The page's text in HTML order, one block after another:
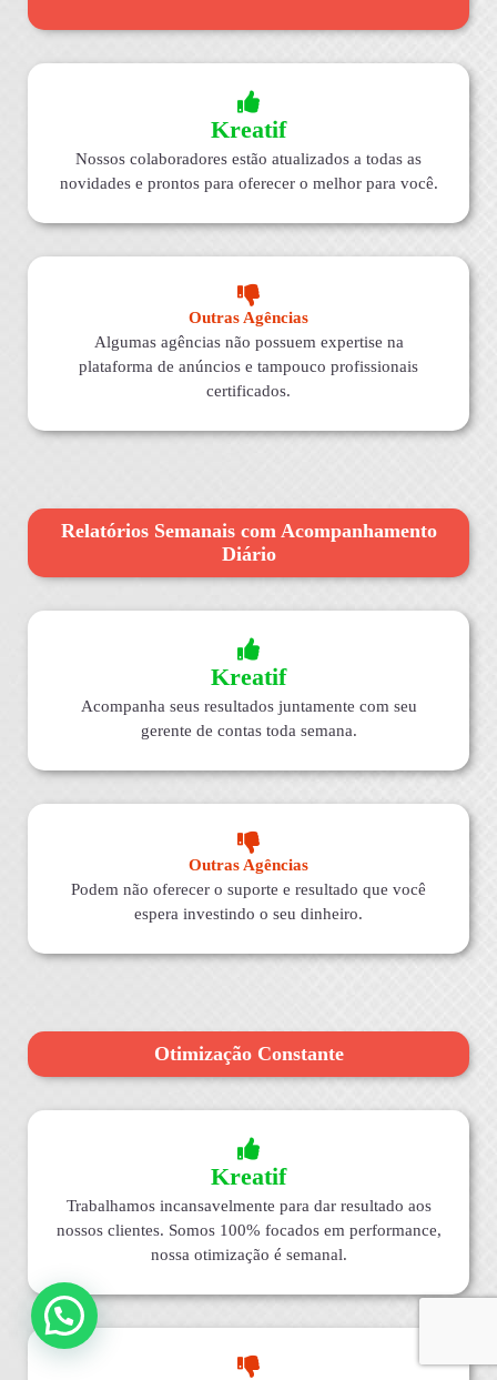
Kreatif
Nossos colaboradores estão atualizados a todas as
novidades e prontos para oferecer o melhor para você.
Outras Agências
Algumas agências não possuem expertise na
plataforma de anúncios e tampouco profissionais
certificados.
Relatórios Semanais com Acompanhamento
Diário
Kreatif
Acompanha seus resultados juntamente com seu
gerente de contas toda semana.
Outras Agências
Podem não oferecer o suporte e resultado que você
espera investindo o seu dinheiro.
Otimização Constante
Kreatif
Trabalhamos incansavelmente para dar resultado aos
nossos clientes. Somos 100% focados em performance,
nossa otimização é semanal.